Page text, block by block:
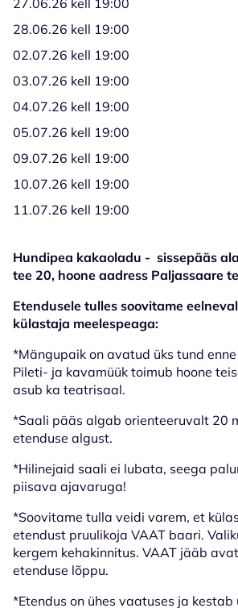
28.06.26 kell 19:00
02.07.26 kell 19:00
03.07.26 kell 19:00
04.07.26 kell 19:00
05.07.26 kell 19:00
09.07.26 kell 19:00
10.07.26 kell 19:00
11.07.26 kell 19:00
Hundipea kakaoladu - sissepääs
tee 20, hoone aadress Paljassaare
Etendusele tulles soovitame
külastaja meelespeaga:
*Mängupaik on avatud üks tund
Pileti- ja kavamüük toimub hoone
asub ka teatrisaal.
*Saali pääs algab orienteeruvalt 20
etenduse algust.
*Hilinejaid saali ei lubata, seega
piisava ajavaruga!
*Soovitame tulla veidi varem, et
etendust pruulikoja VAAT baari.
kergem kehakinnitus. VAAT jääb
etenduse lõppu.
*Etendus on ühes vaatuses ja kestab